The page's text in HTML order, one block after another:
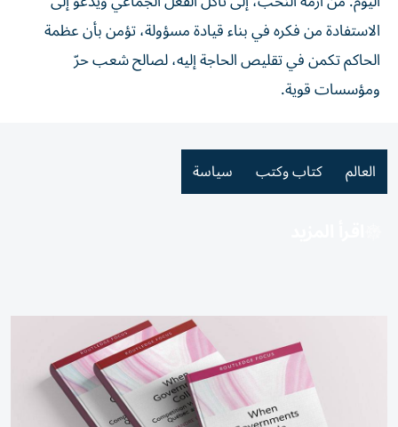
الاستفادة من فكره في بناء قيادة مسؤولة، تؤمن بأن عظمة
الحاكم تكمن في تقليص الحاجة إليه، لصالح شعب حرّ
ومؤسسات قوية.
العالم كتاب وكتب سياسة